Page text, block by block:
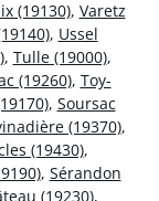
(19130), Varetz
, Ussel
, Tulle (19000),
(19260), Toy-
, Soursac
(19370),
(19430),
, Sérandon
(19230),